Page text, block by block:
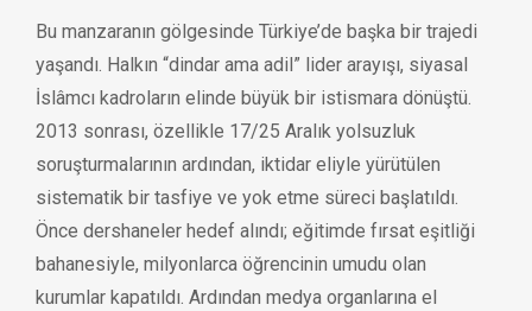
Bu manzaranın gölgesinde Türkiye’de başka bir trajedi
yaşandı. Halkın “dindar ama adil” lider arayışı, siyasal
İslâmcı kadroların elinde büyük bir istismara dönüştü.
2013 sonrası, özellikle 17/25 Aralık yolsuzluk
soruşturmalarının ardından, iktidar eliyle yürütülen
sistematik bir tasfiye ve yok etme süreci başlatıldı.
Önce dershaneler hedef alındı; eğitimde fırsat eşitliği
bahanesiyle, milyonlarca öğrencinin umudu olan
kurumlar kapatıldı. Ardından medya organlarına el